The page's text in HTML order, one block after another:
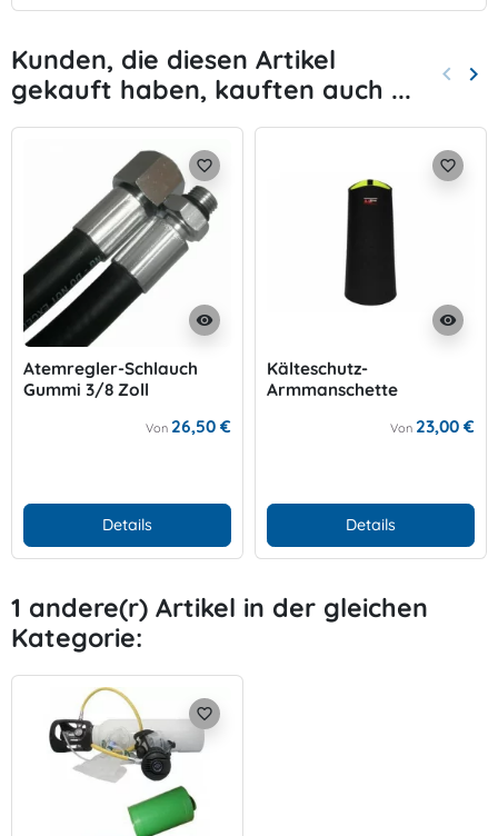
Kunden, die diesen Artikel
gekauft haben, kauften auch ...
Zurück
keyboard_arrow_left keyboard_arrow_right
visibility
favorite_border
Atemregler-Schlauch
Gummi 3/8 Zoll
Von 26,50 €
Details
visibility
favorite_border
Kälteschutz-
Armmanschette
Von 23,00 €
Details
1 andere(r) Artikel in der gleichen
Kategorie:
favorite_border